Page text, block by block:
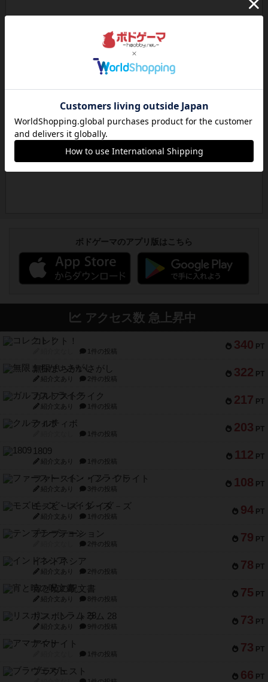
ボドゲーマのアプリ版はこちら
アクセス数 急上昇中
340 PT
コレクト！
1件の投稿
322 PT
無限まちがいさがし
紹介文あり 2件の投稿
217 PT
ガルフストライク
紹介文あり 1件の投稿
203 PT
クルティボ
1件の投稿
112 PT
1809
紹介文あり 1件の投稿
108 PT
ファースト・イン・フライト
紹介文あり 3件の投稿
94 PT
モズビ－ズ・レイダ－ズ
紹介文あり 1件の投稿
79 PT
テンプテーション
2件の投稿
78 PT
インドネシア
紹介文あり 2件の投稿
75 PT
宵と暁の呪文書
紹介文あり 8件の投稿
73 PT
リスボン・トラム 28
紹介文あり 9件の投稿
73 PT
アマナイト
1件の投稿
66 PT
ブラヴェスト